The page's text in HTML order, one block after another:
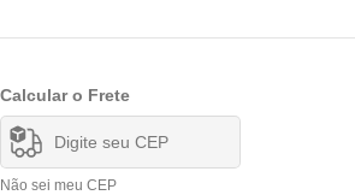
Calcular o Frete
Não sei meu CEP